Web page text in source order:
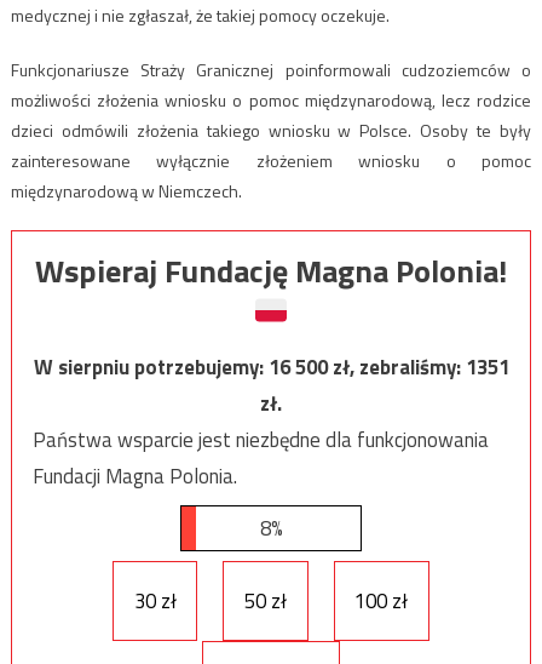
medycznej i nie zgłaszał, że takiej pomocy oczekuje.
Funkcjonariusze Straży Granicznej poinformowali cudzoziemców o
możliwości złożenia wniosku o pomoc międzynarodową, lecz rodzice
dzieci odmówili złożenia takiego wniosku w Polsce. Osoby te były
zainteresowane wyłącznie złożeniem wniosku o pomoc
międzynarodową w Niemczech.
Wspieraj Fundację Magna Polonia!
W sierpniu potrzebujemy:16 500zł, zebraliśmy:1351
zł.
Państwa wsparcie jest niezbędne dla funkcjonowania
Fundacji Magna Polonia.
8%
30 zł 50 zł 100 zł